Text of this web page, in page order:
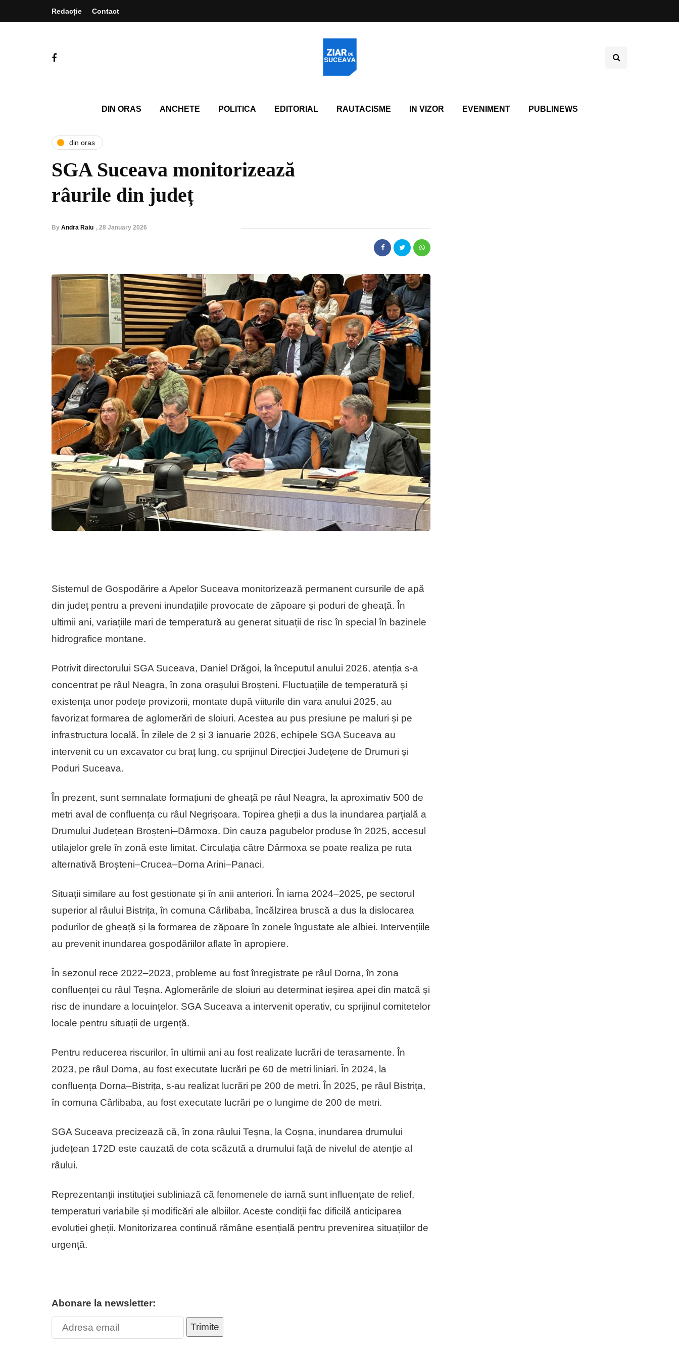
Redacție Contact
DIN ORAS ANCHETE POLITICA EDITORIAL RAUTACISME IN VIZOR EVENIMENT PUBLINEWS
din oras
SGA Suceava monitorizează
râurile din județ
By Andra Raiu , 28 January 2026
Sistemul de Gospodărire a Apelor Suceava monitorizează permanent cursurile de apă
din județ pentru a preveni inundațiile provocate de zăpoare și poduri de gheață. În
ultimii ani, variațiile mari de temperatură au generat situații de risc în special în bazinele
hidrografice montane.
Potrivit directorului SGA Suceava, Daniel Drăgoi, la începutul anului 2026, atenția s-a
concentrat pe râul Neagra, în zona orașului Broșteni. Fluctuațiile de temperatură și
existența unor podețe provizorii, montate după viiturile din vara anului 2025, au
favorizat formarea de aglomerări de sloiuri. Acestea au pus presiune pe maluri și pe
infrastructura locală. În zilele de 2 și 3 ianuarie 2026, echipele SGA Suceava au
intervenit cu un excavator cu braț lung, cu sprijinul Direcției Județene de Drumuri și
Poduri Suceava.
În prezent, sunt semnalate formațiuni de gheață pe râul Neagra, la aproximativ 500 de
metri aval de confluența cu râul Negrișoara. Topirea gheții a dus la inundarea parțială a
Drumului Județean Broșteni–Dârmoxa. Din cauza pagubelor produse în 2025, accesul
utilajelor grele în zonă este limitat. Circulația către Dârmoxa se poate realiza pe ruta
alternativă Broșteni–Crucea–Dorna Arini–Panaci.
Situații similare au fost gestionate și în anii anteriori. În iarna 2024–2025, pe sectorul
superior al râului Bistrița, în comuna Cârlibaba, încălzirea bruscă a dus la dislocarea
podurilor de gheață și la formarea de zăpoare în zonele îngustate ale albiei. Intervențiile
au prevenit inundarea gospodăriilor aflate în apropiere.
În sezonul rece 2022–2023, probleme au fost înregistrate pe râul Dorna, în zona
confluenței cu râul Teșna. Aglomerările de sloiuri au determinat ieșirea apei din matcă și
risc de inundare a locuințelor. SGA Suceava a intervenit operativ, cu sprijinul comitetelor
locale pentru situații de urgență.
Pentru reducerea riscurilor, în ultimii ani au fost realizate lucrări de terasamente. În
2023, pe râul Dorna, au fost executate lucrări pe 60 de metri liniari. În 2024, la
confluența Dorna–Bistrița, s-au realizat lucrări pe 200 de metri. În 2025, pe râul Bistrița,
în comuna Cârlibaba, au fost executate lucrări pe o lungime de 200 de metri.
SGA Suceava precizează că, în zona râului Teșna, la Coșna, inundarea drumului
județean 172D este cauzată de cota scăzută a drumului față de nivelul de atenție al
râului.
Reprezentanții instituției subliniază că fenomenele de iarnă sunt influențate de relief,
temperaturi variabile și modificări ale albiilor. Aceste condiții fac dificilă anticiparea
evoluției gheții. Monitorizarea continuă rămâne esențială pentru prevenirea situațiilor de
urgență.
Abonare la newsletter:
Trimite